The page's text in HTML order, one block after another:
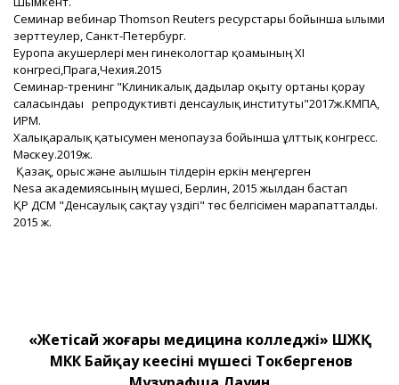
Семинар вебинар Thomson Reuters ресурстары бойынша ғылыми
зерттеулер, Санкт-Петербург.
Еуропа акушерлері мен гинекологтар қоғамының XI
конгресі,Прага,Чехия.2015
Семинар-тренинг "Клиникалық дағдылар оқыту ортаны қорғау
саласындағы репродуктивті денсаулық институты"2017ж.КМПА,
ИРМ.
Халықаралық қатысумен менопауза бойынша ұлттық конгресс.
Мәскеу.2019ж.
Қазақ, орыс және ағылшын тілдерін еркін меңгерген
Nesa академиясының мүшесі, Берлин, 2015 жылдан бастап
ҚР ДСМ "Денсаулық сақтау үздігі" төс белгісімен марапатталды.
2015 ж.
«Жетісай жоғары медицина колледжі» ШЖҚ
МКК Байқау кеңесінің мүшесі Токбергенов